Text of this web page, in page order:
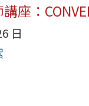
座：
日